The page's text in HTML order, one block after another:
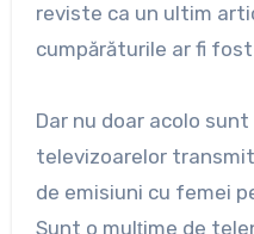
reviste ca un ultim
cumpărăturile ar fi
Dar nu doar acolo
televizoarelor
de emisiuni cu femei
Sunt o mulţime de